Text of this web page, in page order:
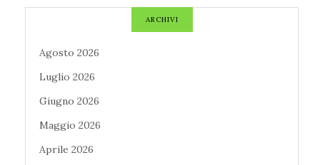
ARCHIVI
Agosto 2026
Luglio 2026
Giugno 2026
Maggio 2026
Aprile 2026